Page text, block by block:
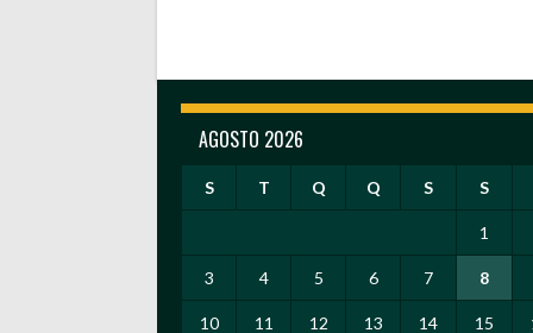
AGOSTO 2026
S T Q Q S S
1
3 4 5 6 7 8
10 11 12 13 14 15